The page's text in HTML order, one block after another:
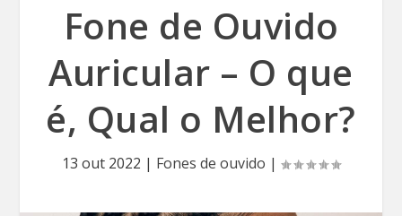
Fone de Ouvido
Auricular – O que
é, Qual o Melhor?
13 out 2022 | Fones de ouvido |